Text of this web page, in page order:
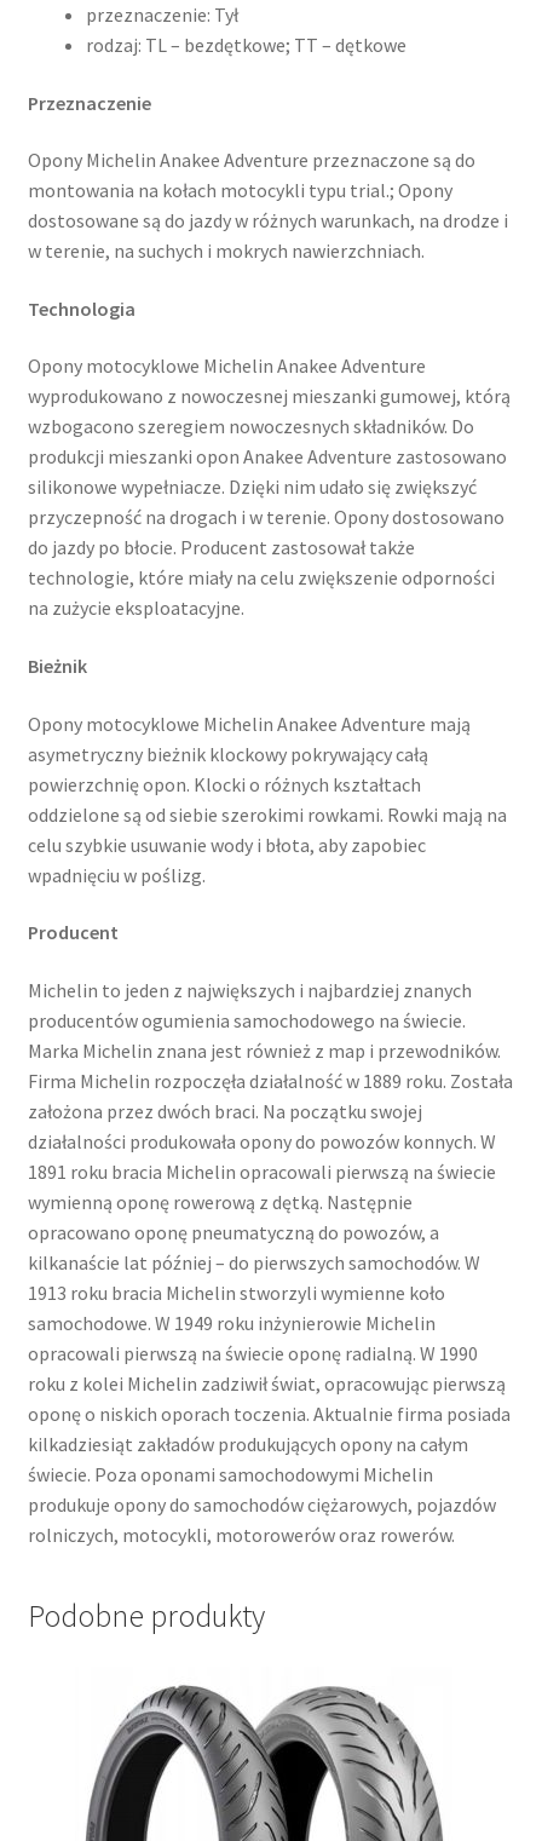
przeznaczenie: Tył
rodzaj: TL – bezdętkowe; TT – dętkowe
Przeznaczenie
Opony Michelin Anakee Adventure przeznaczone są do
montowania na kołach motocykli typu trial.; Opony
dostosowane są do jazdy w różnych warunkach, na drodze i
w terenie, na suchych i mokrych nawierzchniach.
Technologia
Opony motocyklowe Michelin Anakee Adventure
wyprodukowano z nowoczesnej mieszanki gumowej, którą
wzbogacono szeregiem nowoczesnych składników. Do
produkcji mieszanki opon Anakee Adventure zastosowano
silikonowe wypełniacze. Dzięki nim udało się zwiększyć
przyczepność na drogach i w terenie. Opony dostosowano
do jazdy po błocie. Producent zastosował także
technologie, które miały na celu zwiększenie odporności
na zużycie eksploatacyjne.
Bieżnik
Opony motocyklowe Michelin Anakee Adventure mają
asymetryczny bieżnik klockowy pokrywający całą
powierzchnię opon. Klocki o różnych kształtach
oddzielone są od siebie szerokimi rowkami. Rowki mają na
celu szybkie usuwanie wody i błota, aby zapobiec
wpadnięciu w poślizg.
Producent
Michelin to jeden z największych i najbardziej znanych
producentów ogumienia samochodowego na świecie.
Marka Michelin znana jest również z map i przewodników.
Firma Michelin rozpoczęła działalność w 1889 roku. Została
założona przez dwóch braci. Na początku swojej
działalności produkowała opony do powozów konnych. W
1891 roku bracia Michelin opracowali pierwszą na świecie
wymienną oponę rowerową z dętką. Następnie
opracowano oponę pneumatyczną do powozów, a
kilkanaście lat później – do pierwszych samochodów. W
1913 roku bracia Michelin stworzyli wymienne koło
samochodowe. W 1949 roku inżynierowie Michelin
opracowali pierwszą na świecie oponę radialną. W 1990
roku z kolei Michelin zadziwił świat, opracowując pierwszą
oponę o niskich oporach toczenia. Aktualnie firma posiada
kilkadziesiąt zakładów produkujących opony na całym
świecie. Poza oponami samochodowymi Michelin
produkuje opony do samochodów ciężarowych, pojazdów
rolniczych, motocykli, motorowerów oraz rowerów.
Podobne produkty